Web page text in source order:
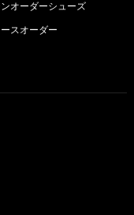
オーダーシューズ
スオーダー